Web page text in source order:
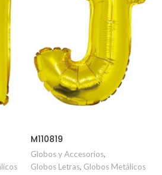
M110819
Globos y Accesorios,
Globos Letras, Globos Metálicos